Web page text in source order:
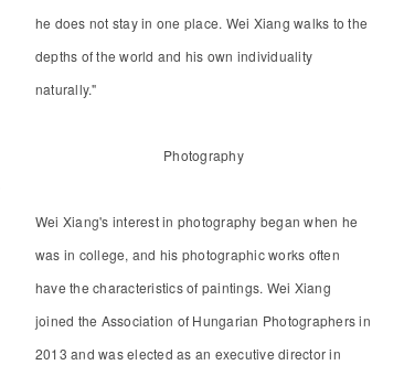
he does not stay in one place. Wei Xiang walks to the
depths of the world and his own individuality
naturally."
Photography
Wei Xiang's interest in photography began when he
was in college, and his photographic works often
have the characteristics of paintings. Wei Xiang
joined the Association of Hungarian Photographers in
2013 and was elected as an executive director in